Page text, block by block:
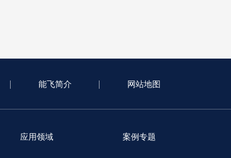
能飞简介 网站地图
应用领域 案例专题